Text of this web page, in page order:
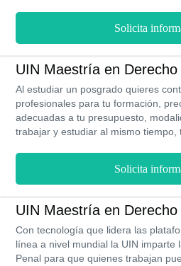
conviertan en una preocupación
el apoyo económico de la
meses que dura la carrera y la
diseñando tu propio horario
ritmo que tú decidas.
Solicita
UIN Maestría en Derecho
Al estudiar un posgrado quieres
profesionales para tu formación,
adecuadas a tu presupuesto,
trabajar y estudiar al mismo tiempo,
necesario para obtener un
más es momento de que estudies
Fiscal de la UIN donde podrás
año y ocho meses y con distintas
Solicita
UIN Maestría en Derecho
Con tecnología que lidera las
línea a nivel mundial la UIN imparte
Penal para que quienes trabajan